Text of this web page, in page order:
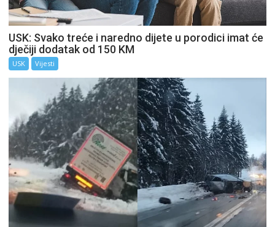
USK: Svako treće i naredno dijete u porodici imat će
dječiji dodatak od 150 KM
USK Vijesti